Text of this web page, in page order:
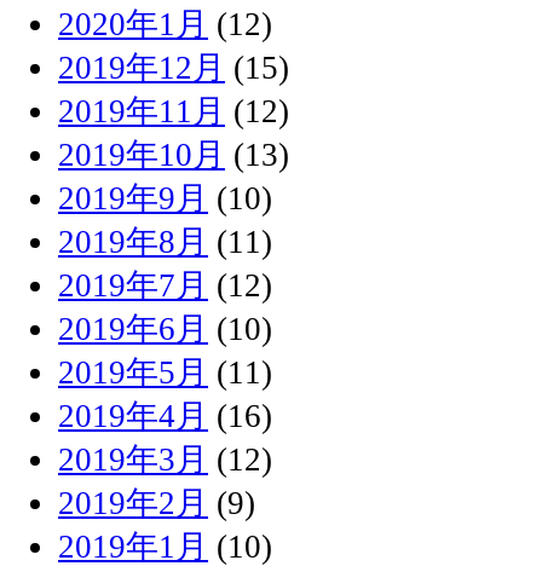
2020年1月 (12)
2019年12月 (15)
2019年11月 (12)
2019年10月 (13)
2019年9月 (10)
2019年8月 (11)
2019年7月 (12)
2019年6月 (10)
2019年5月 (11)
2019年4月 (16)
2019年3月 (12)
2019年2月 (9)
2019年1月 (10)